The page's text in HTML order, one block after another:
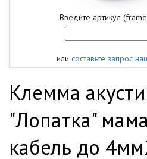
Введите артикул
или составьте запрос
Клемма
"Лопатка"
кабель до